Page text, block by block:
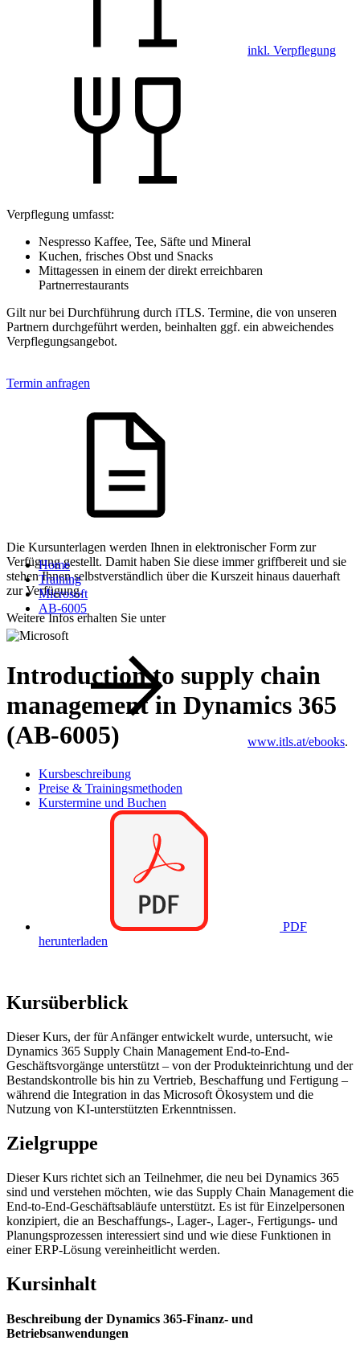
inkl. Verpflegung
Verpflegung umfasst:
Nespresso Kaffee, Tee, Säfte und Mineral
Kuchen, frisches Obst und Snacks
Mittagessen in einem der direkt erreichbaren
Partnerrestaurants
Gilt nur bei Durchführung durch iTLS. Termine, die von unseren
Partnern durchgeführt werden, beinhalten ggf. ein abweichendes
Verpflegungsangebot.
Termin anfragen
Die Kursunterlagen werden Ihnen in elektronischer Form zur
Verfügung gestellt. Damit haben Sie diese immer griffbereit und sie
stehen Ihnen selbstverständlich über die Kurszeit hinaus dauerhaft
zur Verfügung.
Weitere Infos erhalten Sie unter
www.itls.at/ebooks.
Home
Training
Microsoft
AB-6005
Introduction to supply chain
management in Dynamics 365
(AB-6005)
Kursbeschreibung
Preise & Trainingsmethoden
Kurstermine und Buchen
PDF
herunterladen
Kursüberblick
Dieser Kurs, der für Anfänger entwickelt wurde, untersucht, wie
Dynamics 365 Supply Chain Management End-to-End-
Geschäftsvorgänge unterstützt – von der Produkteinrichtung und der
Bestandskontrolle bis hin zu Vertrieb, Beschaffung und Fertigung –
während die Integration in das Microsoft Ökosystem und die
Nutzung von KI-unterstützten Erkenntnissen.
Zielgruppe
Dieser Kurs richtet sich an Teilnehmer, die neu bei Dynamics 365
sind und verstehen möchten, wie das Supply Chain Management die
End-to-End-Geschäftsabläufe unterstützt. Es ist für Einzelpersonen
konzipiert, die an Beschaffungs-, Lager-, Lager-, Fertigungs- und
Planungsprozessen interessiert sind und wie diese Funktionen in
einer ERP-Lösung vereinheitlicht werden.
Kursinhalt
Beschreibung der Dynamics 365-Finanz- und
Betriebsanwendungen